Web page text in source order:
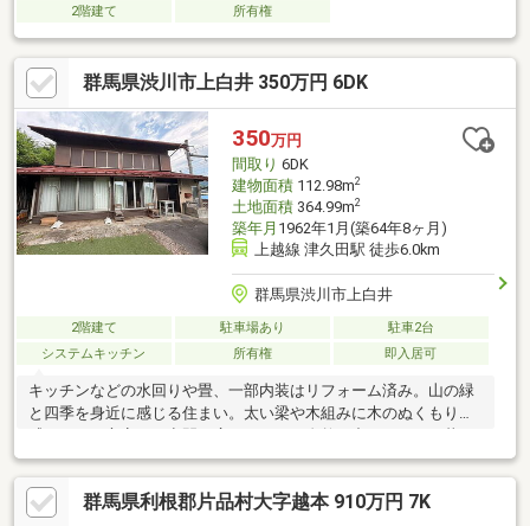
2階建て 所有権
群馬県渋川市上白井 350万円 6DK
350万円
間取り 6DK
建物面積112.98m2
土地面積364.99m2
築年月 1962年1月(築64年8ヶ月)
上越線 津久田駅 徒歩6.0km
群馬県渋川市上白井
2階建て 駐車場あり
駐車2台
システムキッチン
所有権 即入居可
キッチンなどの水回りや畳、一部内装はリフォーム済み。山の緑
と四季を身近に感じる住まい。太い梁や木組みに木のぬくもりが
感じられ、心安らぐ空間が広がります。自然の中でゆったり暮ら
したい方におすすめです。
群馬県利根郡片品村大字越本 910万円 7K